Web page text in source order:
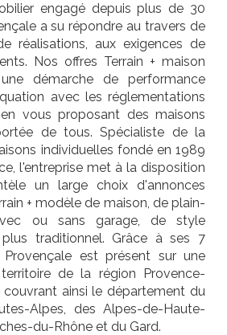
engagé depuis plus de 30
a su répondre au travers de
réalisations, aux exigences de
Nos offres Terrain + maison
démarche de performance
avec les réglementations
vous proposant des maisons
de tous. Spécialiste de la
individuelles fondé en 1989
l'entreprise met à la disposition
un large choix d'annonces
+ modèle de maison, de plain-
ou sans garage, de style
traditionnel. Grâce à ses 7
Provençale est présent sur une
de la région Provence-
couvrant ainsi le département du
Alpes, des Alpes-de-Haute-
du-Rhône et du Gard.